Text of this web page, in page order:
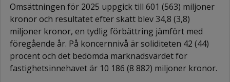
Omsättningen för 2025 uppgick till 601 (563) miljoner
kronor och resultatet efter skatt blev 34,8 (3,8)
miljoner kronor, en tydlig förbättring jämfört med
föregående år. På koncernnivå är soliditeten 42 (44)
procent och det bedömda marknadsvärdet för
fastighetsinnehavet är 10 186 (8 882) miljoner kronor.